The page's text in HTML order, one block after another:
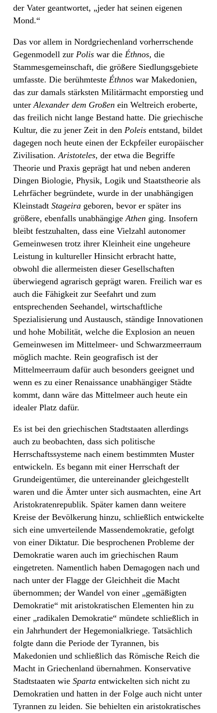
der Vater geantwortet, „jeder hat seinen eigenen
Mond.“
Das vor allem in Nordgriechenland vorherrschende
Gegenmodell zur Polis war die Éthnos, die
Stammesgemeinschaft, die größere Siedlungsgebiete
umfasste. Die berühmteste Éthnos war Makedonien,
das zur damals stärksten Militärmacht emporstieg und
unterAlexander dem Großen ein Weltreich eroberte,
das freilich nicht lange Bestand hatte. Die griechische
Kultur, die zu jener Zeit in den Poleis entstand, bildet
dagegen noch heute einen der Eckpfeiler europäischer
Zivilisation.Aristoteles, der etwa die Begriffe
Theorie und Praxis geprägt hat und neben anderen
Dingen Biologie, Physik, Logik und Staatstheorie als
Lehrfächer begründete, wurde in der unabhängigen
Kleinstadt Stageira geboren, bevor er später ins
größere, ebenfalls unabhängigeAthen ging. Insofern
bleibt festzuhalten, dass eine Vielzahl autonomer
Gemeinwesen trotz ihrer Kleinheit eine ungeheure
Leistung in kultureller Hinsicht erbracht hatte,
obwohl die allermeisten dieser Gesellschaften
überwiegend agrarisch geprägt waren. Freilich war es
auch die Fähigkeit zur Seefahrt und zum
entsprechenden Seehandel, wirtschaftliche
Spezialisierung und Austausch, ständige Innovationen
und hohe Mobilität, welche die Explosion an neuen
Gemeinwesen im Mittelmeer- und Schwarzmeerraum
möglich machte. Rein geografisch ist der
Mittelmeerraum dafür auch besonders geeignet und
wenn es zu einer Renaissance unabhängiger Städte
kommt, dann wäre das Mittelmeer auch heute ein
idealer Platz dafür.
Es ist bei den griechischen Stadtstaaten allerdings
auch zu beobachten, dass sich politische
Herrschaftssysteme nach einem bestimmten Muster
entwickeln. Es begann mit einer Herrschaft der
Grundeigentümer, die untereinander gleichgestellt
waren und die Ämter unter sich ausmachten, eine Art
Aristokratenrepublik. Später kamen dann weitere
Kreise der Bevölkerung hinzu, schließlich entwickelte
sich eine umverteilende Massendemokratie, gefolgt
von einer Diktatur. Die besprochenen Probleme der
Demokratie waren auch im griechischen Raum
eingetreten. Namentlich haben Demagogen nach und
nach unter der Flagge der Gleichheit die Macht
übernommen; der Wandel von einer „gemäßigten
Demokratie“ mit aristokratischen Elementen hin zu
einer „radikalen Demokratie“ mündete schließlich in
ein Jahrhundert der Hegemonialkriege. Tatsächlich
folgte dann die Periode der Tyrannen, bis
Makedonien und schließlich das Römische Reich die
Macht in Griechenland übernahmen. Konservative
Stadtstaaten wie Sparta entwickelten sich nicht zu
Demokratien und hatten in der Folge auch nicht unter
Tyrannen zu leiden. Sie behielten ein aristokratisches